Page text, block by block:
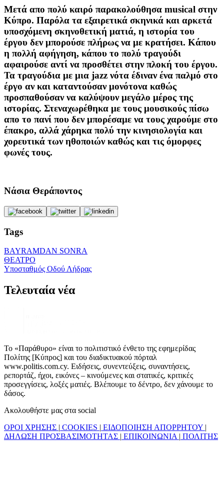
Μετά απο πολύ καιρό παρακολούθησα musical στην
Κύπρο. Παρόλα τα εξαιρετικά σκηνικά και αρκετά
υποσχόμενη σκηνοθετική ματιά, η ιστορία του
έργου δεν μπορούσε πλήρως να με κρατήσει. Κάπου
η πολλή αφήγηση, κάπου το πολύ τραγούδι
αφαιρούσε αντί να προσθέτει στην πλοκή του έργου.
Τα τραγούδια με μια jazz νότα έδιναν ένα παλμό στο
έργο αν και καταντούσαν μονότονα καθώς
προσπαθούσαν να καλύψουν μεγάλο μέρος της
ιστορίας. Στεναχωρέθηκα με τους μουσικούς πίσω
απο το πανί που δεν μπορέσαμε να τους χαρούμε στο
έπακρο, αλλά χάρηκα πολύ την κινησιολογία και
χορευτικά των ηθοποιών καθώς και τις όμορφες
φωνές τους.
Νάσια Θεράποντος
Tags
BAYRAMDAN SONRA
ΘΕΑΤΡΟ
Υποσταθμός Οδού Λήδρας
Τελευταία νέα
Το «Παράθυρο» είναι το πολιτιστικό ένθετο της εφημερίδας
Πολίτης [Κύπρος] και του διαδικτυακού πόρταλ
www.politis.com.cy. Ειδήσεις, συνεντεύξεις, συναντήσεις,
ρεπορτάζ, ήχοι, εικόνες – κινούμενες και στατικές, κριτικές
προσεγγίσεις, λοξές ματιές. Βλέπουμε το δέντρο, δεν χάνουμε το
δάσος.
Ακολουθήστε μας στα social
ΟΡΟΙ ΧΡΗΣΗΣ | COOKIES | ΕΙΔΟΠΟΙΗΣΗ ΑΠΟΡΡΗΤΟΥ |
ΔΗΛΩΣΗ ΠΡΟΣΒΑΣΙΜΟΤΗΤΑΣ | ΕΠΙΚΟΙΝΩΝΙΑ | ΠΟΛΙΤΗΣ